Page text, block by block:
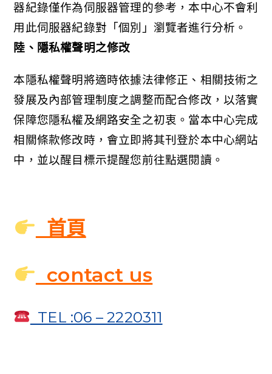
器紀錄僅作為伺服器管理的參考，本中心不會利
用此伺服器紀錄對「個別」瀏覽者進行分析。
陸、隱私權聲明之修改
本隱私權聲明將適時依據法律修正、相關技術之
發展及內部管理制度之調整而配合修改，以落實
保障您隱私權及網路安全之初衷。當本中心完成
相關條款修改時，會立即將其刊登於本中心網站
中，並以醒目標示提醒您前往點選閱讀。
首頁
contact us
TEL :06 – 2220311